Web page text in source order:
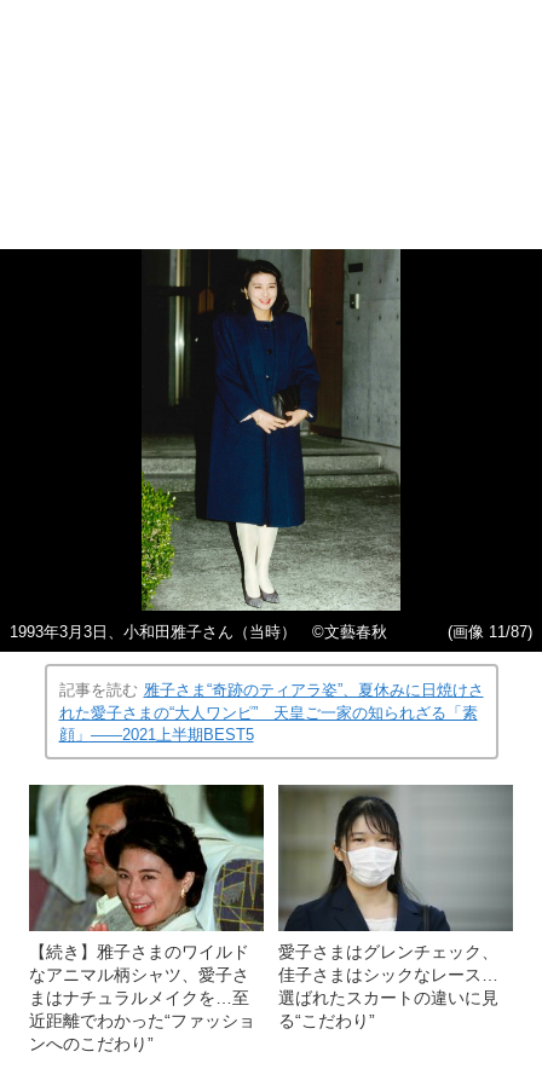
1993年3月3日、小和田雅子さん（当時） ©文藝春秋 (画像 11/87)
記事を読む 雅子さま“奇跡のティアラ姿”、夏休みに日焼けさ
れた愛子さまの“大人ワンピ” 天皇ご一家の知られざる「素
顔」――2021上半期BEST5
【続き】雅子さまのワイルド
なアニマル柄シャツ、愛子さ
まはナチュラルメイクを…至
近距離でわかった“ファッショ
ンへのこだわり”
愛子さまはグレンチェック、
佳子さまはシックなレース…
選ばれたスカートの違いに見
る“こだわり”